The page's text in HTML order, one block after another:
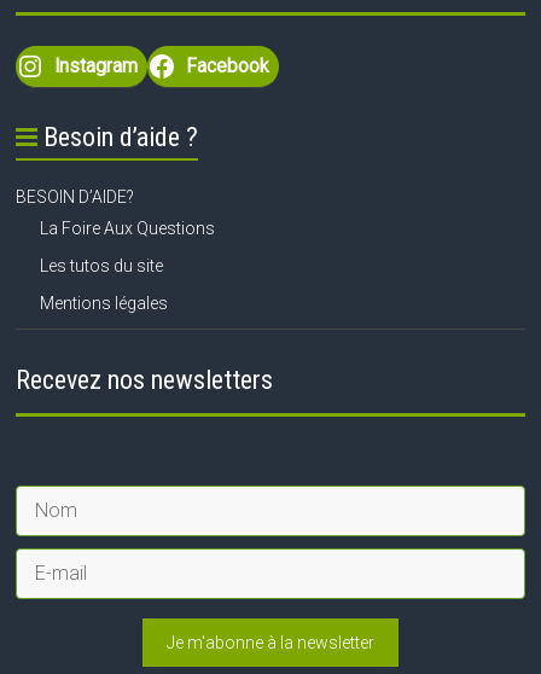
Instagram Facebook
Besoin d’aide ?
BESOIN D’AIDE?
La Foire Aux Questions
Les tutos du site
Mentions légales
Recevez nos newsletters
Je m'abonne à la newsletter